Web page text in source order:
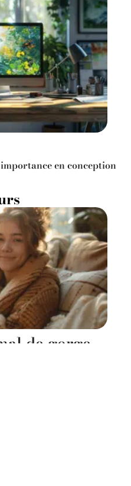
en conception
de gorge